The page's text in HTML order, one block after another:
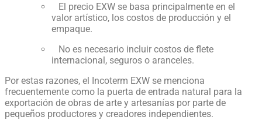
El precio EXW se basa principalmente en el
valor artístico, los costos de producción y el
empaque.
No es necesario incluir costos de flete
internacional, seguros o aranceles.
Por estas razones, el Incoterm EXW se menciona
frecuentemente como la puerta de entrada natural para la
exportación de obras de arte y artesanías por parte de
pequeños productores y creadores independientes.